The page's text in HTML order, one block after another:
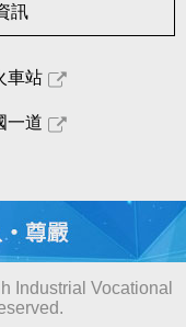
訊
車站
一道
Vocational